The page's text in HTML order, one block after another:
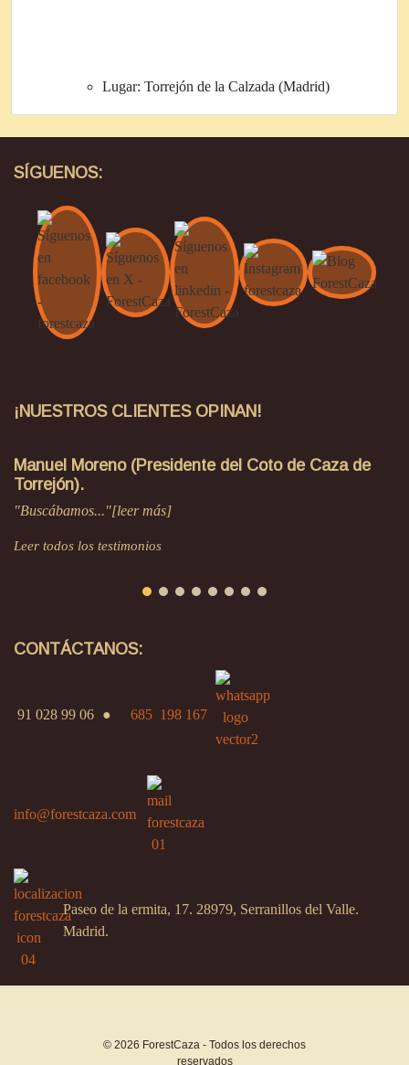
Lugar: Torrejón de la Calzada (Madrid)
SÍGUENOS:
¡NUESTROS CLIENTES OPINAN!
Manuel Moreno (Presidente del Coto de Caza de
Torrejón).
"Buscábamos..."[leer más]
Leer todos los testimonios
CONTÁCTANOS:
91 028 99 06 ● 685 198 167
info@forestcaza.com
Paseo de la ermita, 17. 28979, Serranillos del Valle.
Madrid.
© 2026 ForestCaza - Todos los derechos
reservados